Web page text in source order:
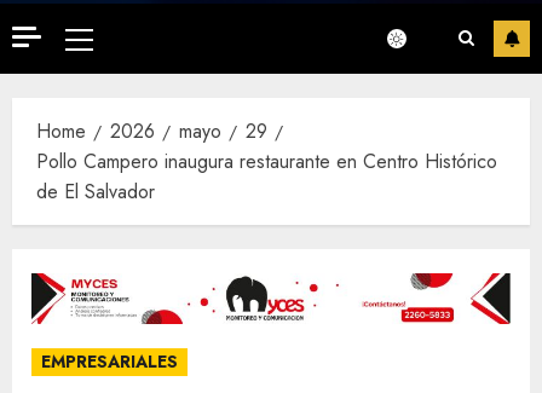
Primary
Menu
Home 2026 mayo
29
Pollo Campero inaugura restaurante en Centro Histórico
de El Salvador
EMPRESARIALES